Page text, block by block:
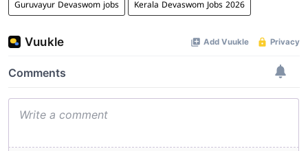
Guruvayur Devaswom jobs Kerala Devaswom Jobs 2026